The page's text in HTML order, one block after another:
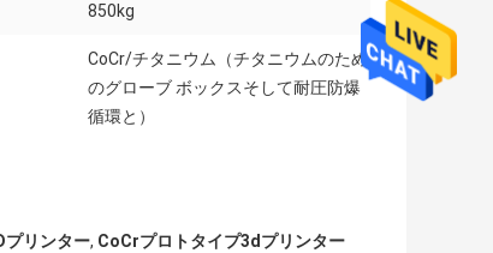
850kg
CoCr/チタニウム（チタニウムのため
のグローブ ボックスそして耐圧防爆
循環と）
プリンター, CoCrプロトタイプ3dプリンター